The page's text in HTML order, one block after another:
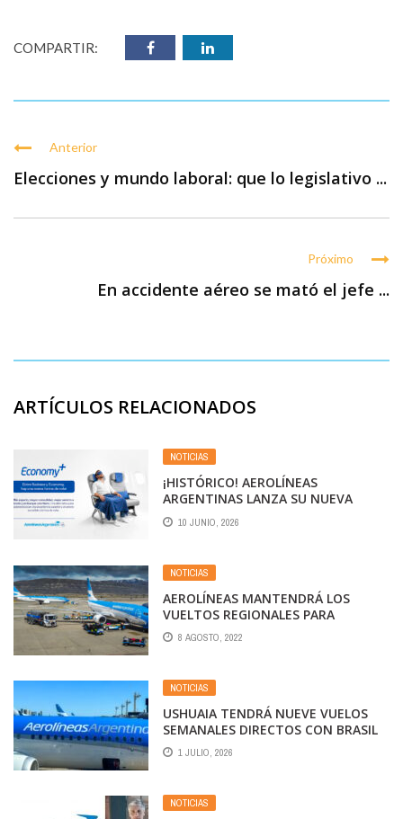
COMPARTIR:
Anterior
Elecciones y mundo laboral: que lo legislativo ...
Próximo
En accidente aéreo se mató el jefe ...
ARTÍCULOS RELACIONADOS
NOTICIAS
¡HISTÓRICO! AEROLÍNEAS
ARGENTINAS LANZA SU NUEVA
CLASE “ECONOMY PLUS”
10 JUNIO, 2026
NOTICIAS
AEROLÍNEAS MANTENDRÁ LOS
VUELTOS REGIONALES PARA
POTENCIAR EL TURISMO RECEPTIVO
8 AGOSTO, 2022
NOTICIAS
USHUAIA TENDRÁ NUEVE VUELOS
SEMANALES DIRECTOS CON BRASIL
DESDE EL 1 DE JULIO
1 JULIO, 2026
NOTICIAS